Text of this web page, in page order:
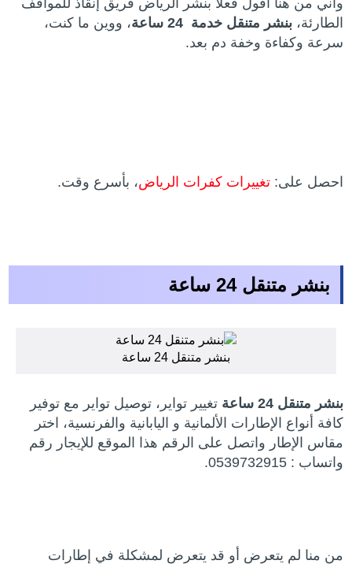
وأني من هنا أقول فعلا بنشر الرياض فريق إنقاذ للمواقف
الطارئة،بنشر متنقل خدمة 24 ساعة
، ووين ما كنت،
سرعة وكفاءة وخفة دم بعد.
احصل على:تغييرات كفرات الرياض، بأسرع وقت.
بنشر متنقل 24 ساعة
بنشر متنقل 24 ساعة
بنشر متنقل 24 ساعة
تغيير تواير، توصيل تواير مع توفير
كافة أنواع الإطارات الألمانية و اليابانية والفرنسية، اختر
مقاس الإطار واتصل على الرقم هذا الموقع للإيجار رقم
واتساب : 0539732915.
من منا لم يتعرض أو قد يتعرض لمشكلة في إطارات